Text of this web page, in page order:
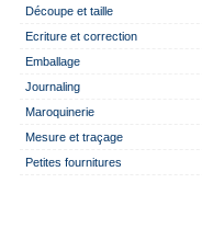
Découpe et taille
Ecriture et correction
Emballage
Journaling
Maroquinerie
Mesure et traçage
Petites fournitures